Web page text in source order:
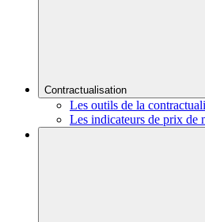
Contractualisation
Les outils de la
Les indicateurs de prix de